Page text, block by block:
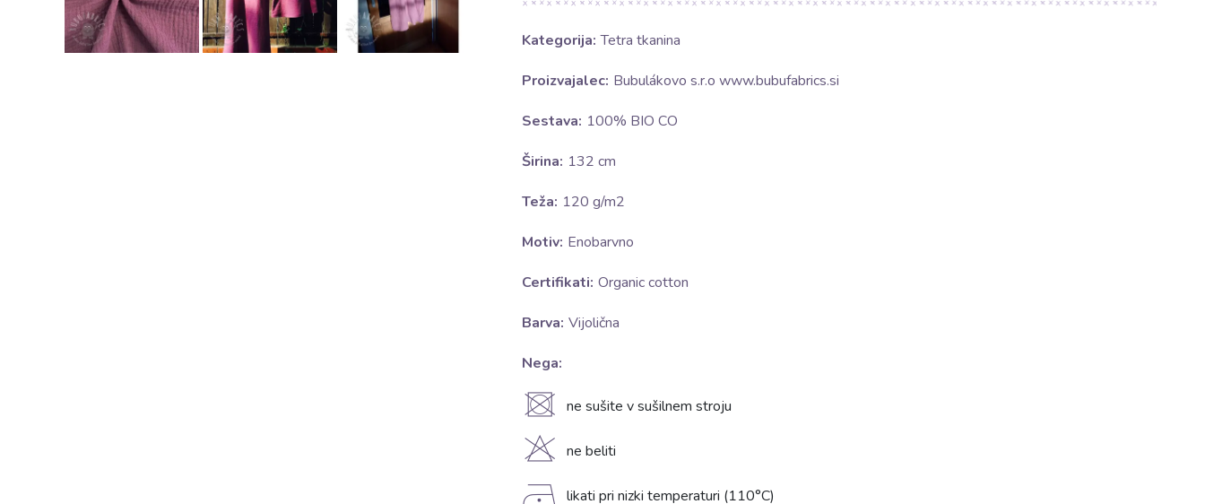
Kategorija: Tetra tkanina
Proizvajalec: Bubulákovo s.r.o www.bubufabrics.si
Sestava: 100% BIO CO
Širina: 132 cm
Teža: 120 g/m2
Motiv: Enobarvno
Certifikati: Organic cotton
Barva: Vijolična
Nega:
U ne sušite v sušilnem stroju
H ne beliti
likati pri nizki temperaturi (110°C)